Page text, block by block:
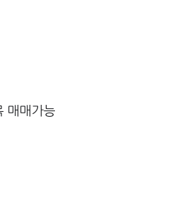
매매가능